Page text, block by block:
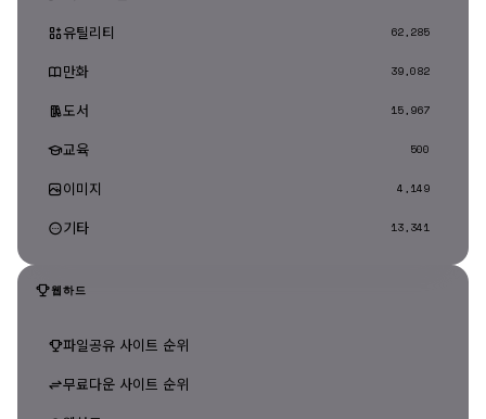
유틸리티 62,285
만화 39,082
도서 15,967
교육 500
이미지 4,149
기타 13,341
웹하드
파일공유 사이트 순위
무료다운 사이트 순위